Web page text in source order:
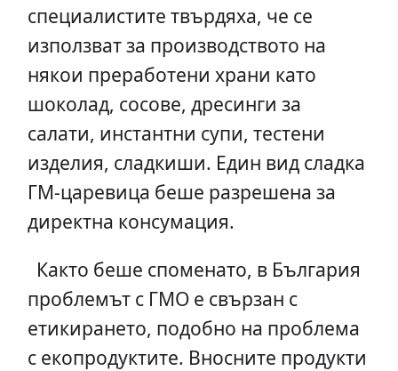
специалистите твърдяха, че се
използват за производството на
някои преработени храни като
шоколад, сосове, дресинги за
салати, инстантни супи, тестени
изделия, сладкиши. Един вид сладка
ГМ-царевица беше разрешена за
директна консумация.
Както беше споменато, в България
проблемът с ГМО е свързан с
етикирането, подобно на проблема
с екопродуктите. Вносните продукти